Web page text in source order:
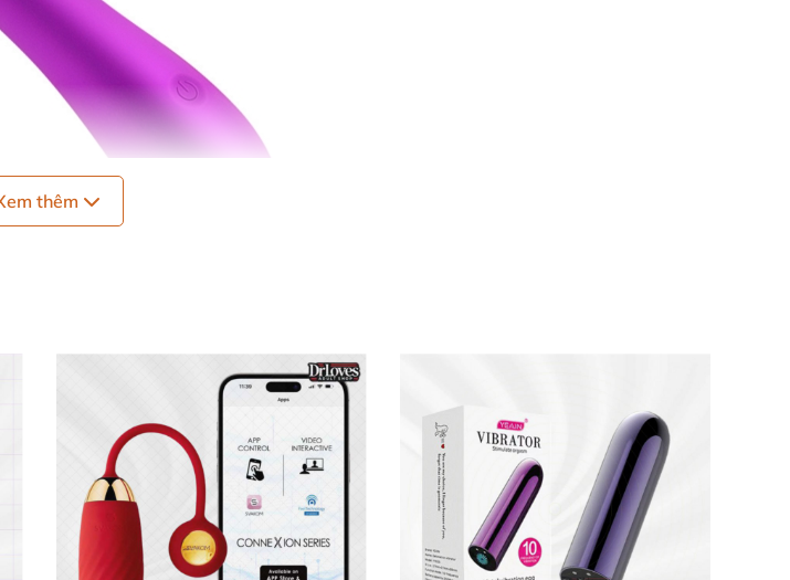
🔥
giác dịu nhẹ như được “cậu nhỏ” của người ấy chạm vào bên trong. Bạn sẽ
cảm một cách tự nhiên.
thêm